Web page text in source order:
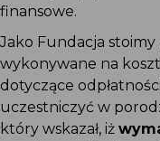
finansowe.
Jako Fundacja
wykonywane na
dotyczące
uczestniczyć w
który wskazał, iż